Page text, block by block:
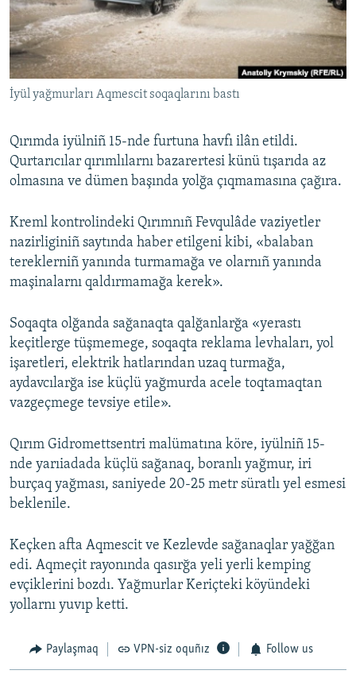
Русский
Українською
QOŞULIÑIZ!
RFE/RS bütün saytları
İyül yağmurları Aqmescit soqaqlarını bastı
Qırımda iyülniñ 15-nde furtuna havfı ilân etildi.
Qurtarıcılar qırımlılarnı bazarertesi künü tışarıda az
olmasına ve dümen başında yolğa çıqmamasına çağıra.
Kreml kontrolindeki Qırımnıñ Fevqulâde vaziyetler
nazirliginiñ saytında haber etilgeni kibi, «balaban
tereklerniñ yanında turmamağa ve olarnıñ yanında
maşinalarnı qaldırmamağa kerek».
Soqaqta olğanda sağanaqta qalğanlarğa «yerastı
keçitlerge tüşmemege, soqaqta reklama levhaları, yol
işaretleri, elektrik hatlarından uzaq turmağa,
aydavcılarğa ise küçlü yağmurda acele toqtamaqtan
vazgeçmege tevsiye etile».
Qırım Gidromettsentri malümatına köre, iyülniñ 15-
nde yarıiadada küçlü sağanaq, boranlı yağmur, iri
burçaq yağması, saniyede 20-25 metr süratlı yel esmesi
beklenile.
Keçken afta Aqmescit ve Kezlevde sağanaqlar yağğan
edi. Aqmeçit rayonında qasırğa yeli yerli kemping
evçiklerini bozdı. Yağmurlar Keriçteki köyündeki
yollarnı yuvıp ketti.
Paylaşmaq VPN-siz oquñız Follow us